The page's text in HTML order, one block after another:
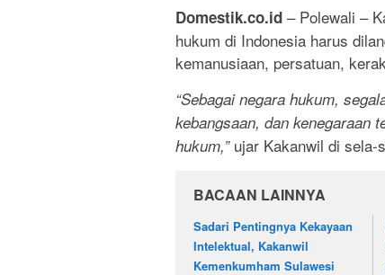
Domestik.co.id – Polewali –
hukum di Indonesia harus
kemanusiaan, persatuan,
“Sebagai negara hukum,
kebangsaan, dan kenegaraan
hukum,”ujar Kakanwil di sela-
BACAAN LAINNYA
Sadari Pentingnya Kekayaan
Intelektual, Kakanwil
Kemenkumham Sulawesi